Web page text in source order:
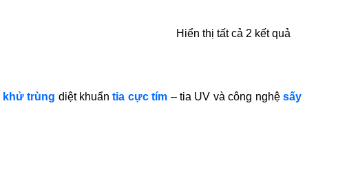
Hiển thị tất cả 2 kết quả
khử trùng diệt khuẩntia cực tím – tia UV và công nghệsấy